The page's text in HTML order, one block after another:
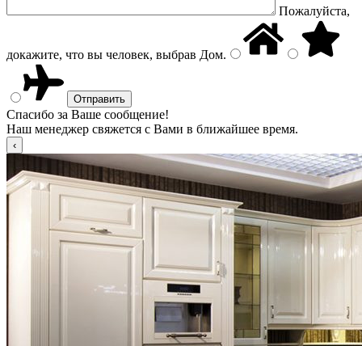
Пожалуйста,
докажите, что вы человек, выбрав Дом.
Спасибо за Ваше сообщение!
Наш менеджер свяжется с Вами в ближайшее время.